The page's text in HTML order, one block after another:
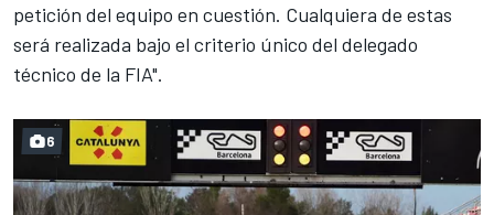
petición del equipo en cuestión. Cualquiera de estas
será realizada bajo el criterio único del delegado
técnico de la FIA".
6